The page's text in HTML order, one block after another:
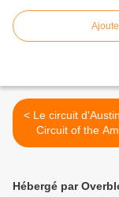
< Le circuit d'Austin nommé
Circuit of the
Hébergé par